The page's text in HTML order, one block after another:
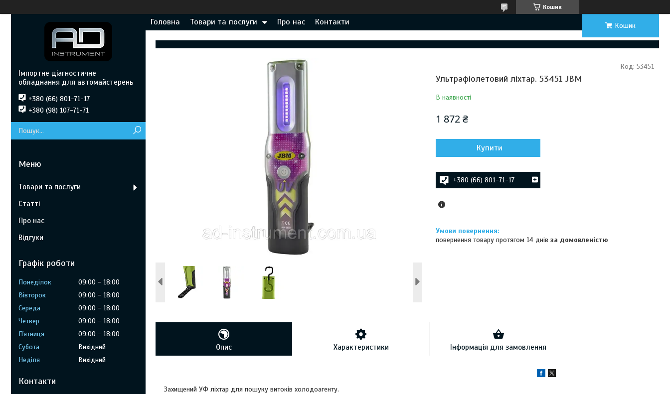
Кошик
Головна Товари та послуги Про нас Контакти Кошик
Ультрафіолетовий ліхтар. 53451 JBM
В наявності
Код: 53451
1 872 ₴
Купити
+380 (66) 801-71-17
повернення товару протягом 14 днівза домовленістю
Опис Характеристики Інформація для замовлення
Захищений УФ ліхтар для пошуку витоків холодоагенту.
Імпортне діагностичне
обладнання для автомайстерень
+380 (66) 801-71-17
+380 (98) 107-71-71
Товари та послуги
Статті
Про нас
Відгуки
Графік роботи
Понеділок 09:00
18:00
Вівторок
09:00
18:00
Середа
09:00
18:00
Четвер
09:00
18:00
Пʼятниця
09:00
18:00
Субота
Вихідний
Неділя
Вихідний
Контакти